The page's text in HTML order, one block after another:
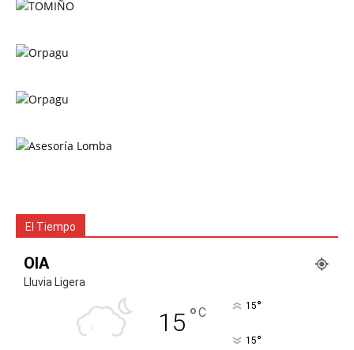
El Tiempo
OIA
Lluvia Ligera
15 °C 15°
15°